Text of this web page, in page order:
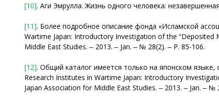
[10]. Аги Эмрулла. Жизнь одного человека:
[11]. Более подробное описание фонда «Исламской
Wartime Japan: Introductory Investigation of the “Deposited
Middle East Studies. ‒ 2013. ‒ Jan. ‒ № 28(2). ‒ Р. 85-106.
[12]. Общий каталог имеется только на японском языке,
Research Institutes in Wartime Japan: Introductory
Japan Association for Middle East Studies. ‒ 2013. ‒ Jan. ‒ №